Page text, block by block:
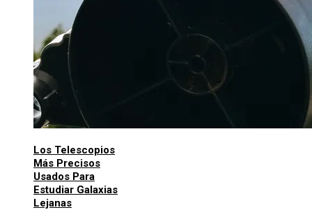
Los Telescopios
Más Precisos
Usados Para
Estudiar Galaxias
Lejanas